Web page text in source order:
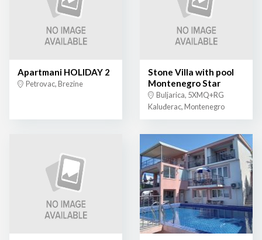
Apartmani HOLIDAY 2
Petrovac, Brezine
Stone Villa with pool
Montenegro Star
Buljarica, 5XMQ+RG
Kaluđerac, Montenegro